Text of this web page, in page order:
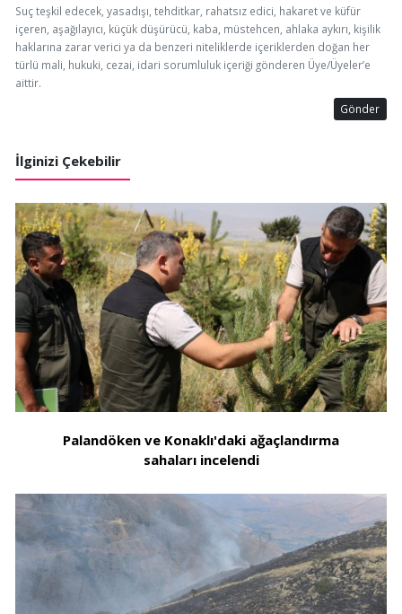
Suç teşkil edecek, yasadışı, tehditkar, rahatsız edici, hakaret ve küfür
içeren, aşağılayıcı, küçük düşürücü, kaba, müstehcen, ahlaka aykırı, kişilik
haklarına zarar verici ya da benzeri niteliklerde içeriklerden doğan her
türlü mali, hukuki, cezai, idari sorumluluk içeriği gönderen Üye/Üyeler’e
aittir.
Gönder
İlginizi Çekebilir
Palandöken ve Konaklı'daki ağaçlandırma
sahaları incelendi